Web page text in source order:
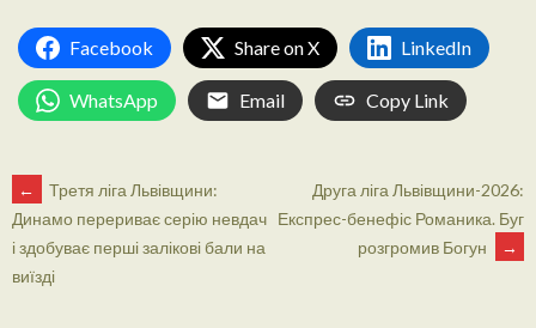
Facebook Share on X LinkedIn
WhatsApp Email Copy Link
POST
NAVIGATION
←
Третя ліга Львівщини:
Динамо перериває серію невдач
і здобуває перші залікові бали на
виїзді
Друга ліга Львівщини-2026:
Експрес-бенефіс Романика. Буг
розгромив Богун
→